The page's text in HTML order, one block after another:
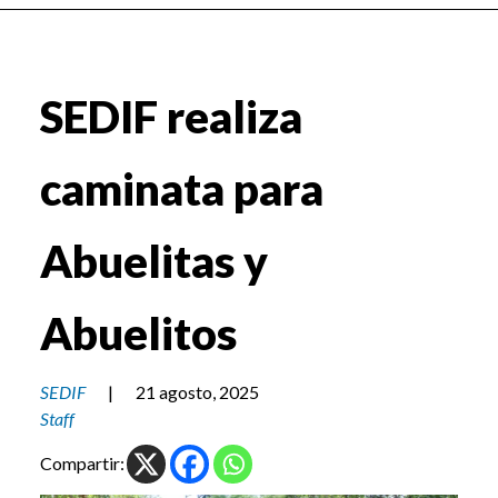
SEDIF realiza
caminata para
Abuelitas y
Abuelitos
SEDIF |
21 agosto, 2025
Staff
Compartir: